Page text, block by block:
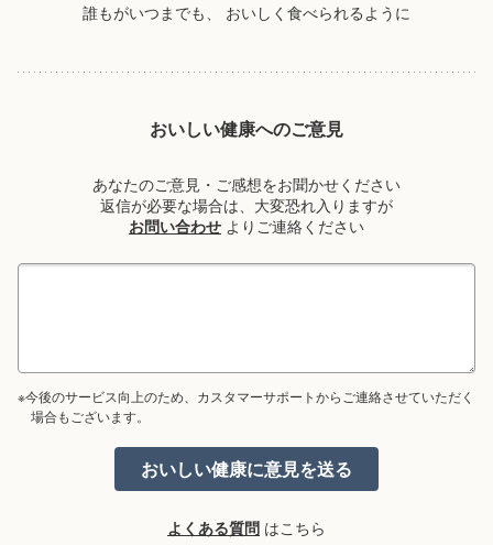
誰もがいつまでも、 おいしく食べられるように
おいしい健康へのご意見
あなたのご意見・ご感想をお聞かせください
返信が必要な場合は、大変恐れ入りますが
お問い合わせ よりご連絡ください
※今後のサービス向上のため、カスタマーサポートからご連絡させていただく
場合もございます。
よくある質問 はこちら